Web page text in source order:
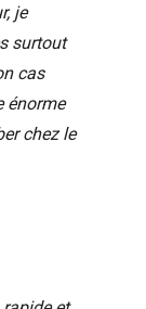
je
surtout
cas
énorme
chez le